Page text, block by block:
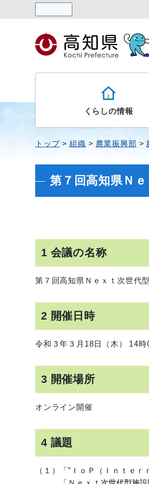
くらしの情報
トップ 組織 農業振興部
第７回高知県Ｎ
1 会議の名称
第７回高知県Ｎｅｘｔ次世代
2 開催日時
令和３年３月18日（木） 14
3 開催場所
オンライン開催
4 議題
（１）「”ＩｏＰ（Ｉｎｔｅ